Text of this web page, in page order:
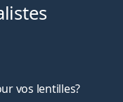
vos lentilles?